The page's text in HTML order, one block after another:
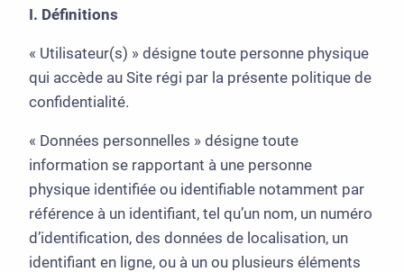
I. Définitions
« Utilisateur(s) » désigne toute personne physique
qui accède au Site régi par la présente politique de
confidentialité.
« Données personnelles » désigne toute
information se rapportant à une personne
physique identifiée ou identifiable notamment par
référence à un identifiant, tel qu’un nom, un numéro
d’identification, des données de localisation, un
identifiant en ligne, ou à un ou plusieurs éléments